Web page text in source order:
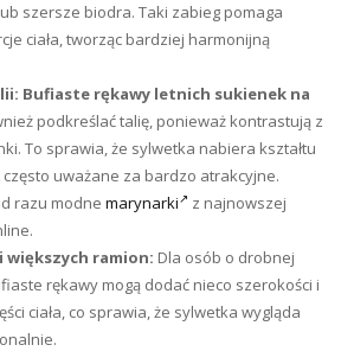
szersze biodra. Taki zabieg pomaga
ciała, tworząc bardziej harmonijną
Bufiaste rękawy letnich sukienek na
podkreślać talię, ponieważ kontrastują z
To sprawia, że sylwetka nabiera kształtu
uważane za bardzo atrakcyjne.
razu modne marynarki
z najnowszej
ramion: Dla osób o drobnej
rękawy mogą dodać nieco szerokości i
ciała, co sprawia, że sylwetka wygląda